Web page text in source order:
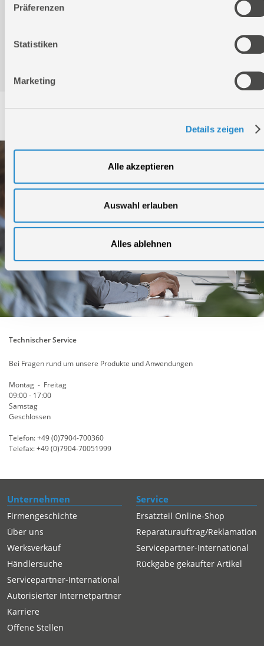
Präferenzen
Statistiken
Marketing
Details zeigen
Alle akzeptieren
Auswahl erlauben
Alles ablehnen
Technischer Service
Bei Fragen rund um unsere Produkte und Anwendungen
Montag - Freitag
09:00 - 17:00
Samstag
Geschlossen
Telefon: +49 (0)7904-700360
Telefax: +49 (0)7904-70051999
Unternehmen
Firmengeschichte
Über uns
Werksverkauf
Händlersuche
Servicepartner-International
Autorisierter Internetpartner
Karriere
Offene Stellen
Service
Ersatzteil Online-Shop
Reparaturauftrag/Reklamation
Servicepartner-International
Rückgabe gekaufter Artikel